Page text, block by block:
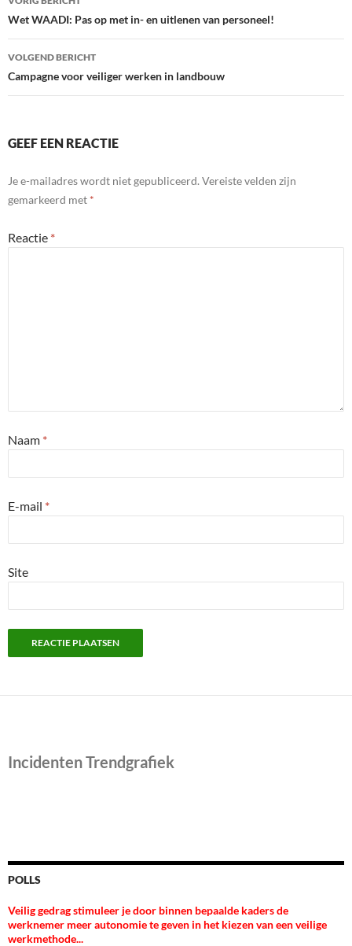
navigatie
Wet WAADI: Pas op met in- en uitlenen van personeel!
VOLGEND BERICHT
Campagne voor veiliger werken in landbouw
GEEF EEN REACTIE
Je e-mailadres wordt niet gepubliceerd. Vereiste velden zijn
gemarkeerd met *
Reactie *
Naam *
E-mail *
Site
Incidenten Trendgrafiek
POLLS
Veilig gedrag stimuleer je door binnen bepaalde kaders de
werknemer meer autonomie te geven in het kiezen van een veilige
werkmethode...